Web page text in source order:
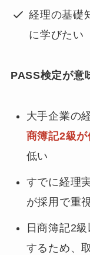
経理の基礎
に学びたい
PASS検定が意
大手企業の
商簿記2級
低い
すでに経理
が採用で重
日商簿記2
するため、